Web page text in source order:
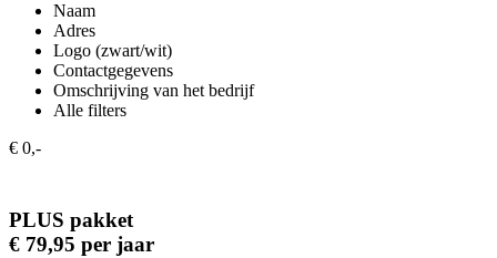
Naam
Adres
Logo (zwart/wit)
Contactgegevens
Omschrijving van het bedrijf
Alle filters
€ 0,-
PLUS pakket
€ 79,95 per jaar